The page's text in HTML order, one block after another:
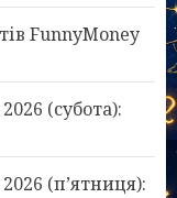
FunnyMoney
(субота):
(п’ятниця):